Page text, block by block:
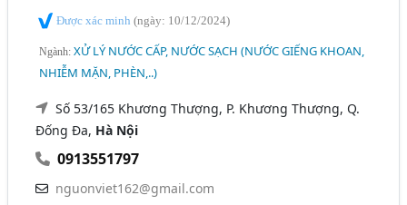
Được xác minh(ngày: 10/12/2024)
Ngành:XỬ LÝ NƯỚC CẤP, NƯỚC SẠCH (NƯỚC GIẾNG KHOAN,
NHIỄM MẶN, PHÈN,..)
Số 53/165 Khương Thượng, P. Khương Thượng, Q.
Đống Đa, Hà Nội
0913551797
nguonviet162@gmail.com